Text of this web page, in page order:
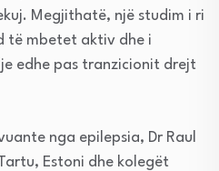
Megjithatë, një studim i ri
të mbetet aktiv dhe i
edhe pas tranzicionit drejt
nga epilepsia, Dr Raul
Estoni dhe kolegët